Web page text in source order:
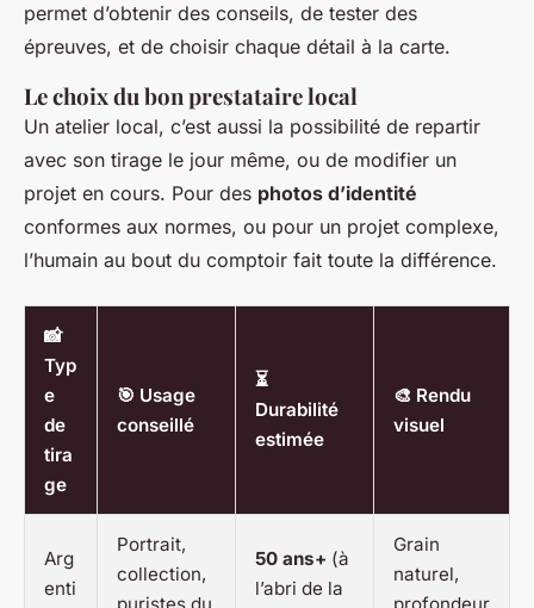
permet d’obtenir des conseils, de tester des
épreuves, et de choisir chaque détail à la carte.
Le choix du bon prestataire local
Un atelier local, c’est aussi la possibilité de repartir
avec son tirage le jour même, ou de modifier un
projet en cours. Pour des photos d’identité
conformes aux normes, ou pour un projet complexe,
l’humain au bout du comptoir fait toute la différence.
📸
Typ
e
de
tira
ge
🎯 Usage
conseillé
⏳
Durabilité
estimée
🎨 Rendu
visuel
Arg
enti
Portrait,
collection,
50 ans+ (à
l’abri de la
Grain
naturel,